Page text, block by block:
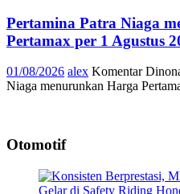
Pertamina Patra Niaga
Pertamax per 1 Agustus
01/08/2026 alex Komentar
Niaga menurunkan Harga
Otomotif